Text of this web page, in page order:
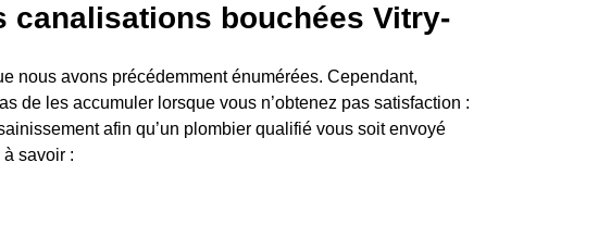
canalisations bouchées Vitry-
nous avons précédemment énumérées. Cependant,
de les accumuler lorsque vous n’obtenez pas satisfaction :
afin qu’un plombier qualifié vous soit envoyé
savoir :